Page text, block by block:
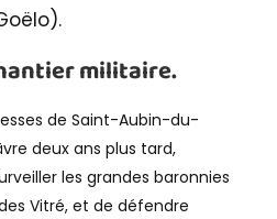
militaire.
de Saint-Aubin-du-
deux ans plus tard,
les grandes baronnies
Vitré, et de défendre